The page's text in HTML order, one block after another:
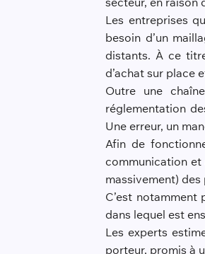
Les entreprises
besoin d’un
distants. À ce
d’achat sur place
Outre une
réglementation
Une erreur, un
Afin de
communication
massivement)
C’est notamment
dans lequel est
Les experts
porteur, promis à